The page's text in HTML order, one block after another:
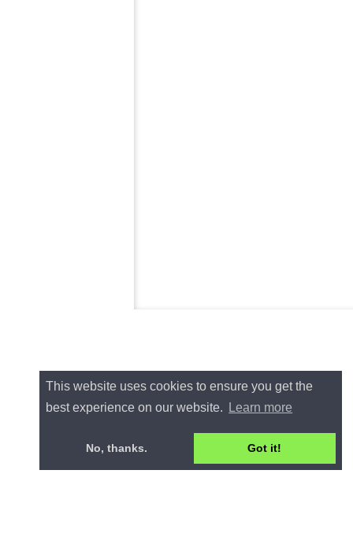
This website uses cookies to ensure you get the
best experience on our website.
Learn more
No, thanks. Got it!